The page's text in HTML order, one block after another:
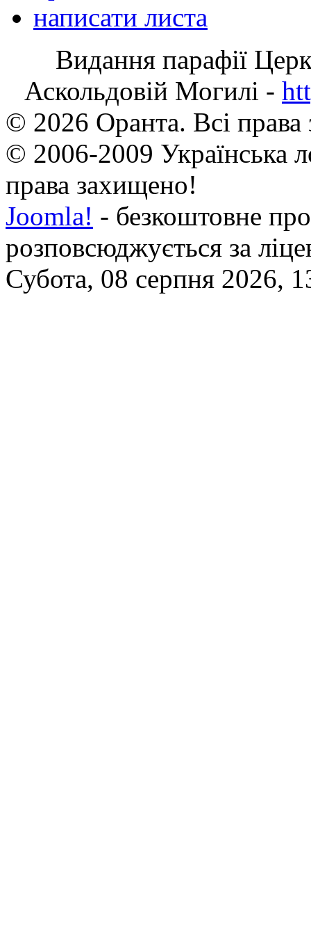
написати листа
Видання парафії
Аскольдовій Могилі -
© 2026 Оранта. Всі
© 2006-2009 Українська
права захищено!
Joomla! - безкоштовне
розповсюджується за
Субота, 08 серпня 2026,